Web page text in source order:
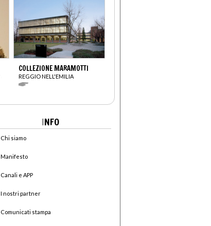
COLLEZIONE MARAMOTTI
REGGIO NELL'EMILIA
INFO
Chi siamo
Manifesto
Canali e APP
I nostri partner
Comunicati stampa